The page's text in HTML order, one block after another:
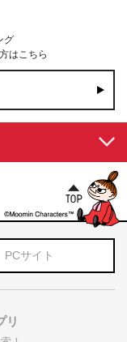
グ
はこちら
PCサイト
リ